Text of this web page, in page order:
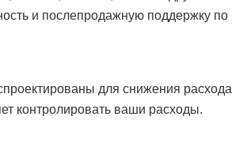
и послепродажную поддержку по
для снижения расхода
контролировать ваши расходы.